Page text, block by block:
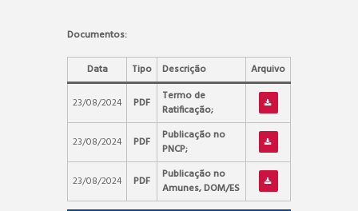
Documentos:
Data Tipo Descrição Arquivo
23/08/2024 PDF
Termo de
Ratificação;
23/08/2024
PDF
Publicação no
PNCP;
23/08/2024
PDF
Publicação no
Amunes, DOM/ES